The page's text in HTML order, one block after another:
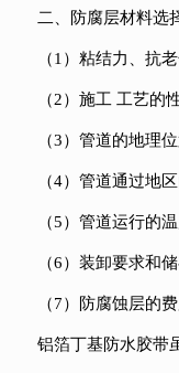
二、防腐层材料选
（1）粘结力、抗
（2）施工 工艺的性
（3）管道的地理
（4）管道通过地
（5）管道运行的
（6）装卸要求和储
（7）防腐蚀层的
铝箔丁基防水胶带